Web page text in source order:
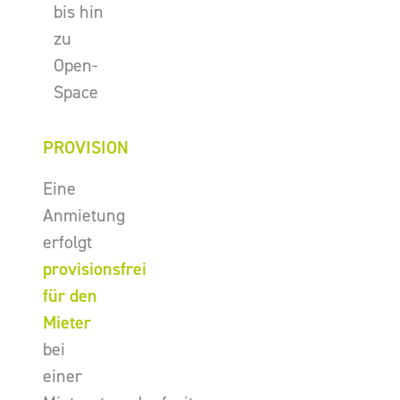
bis hin
zu
Open-
Space
PROVISION
Eine
Anmietung
erfolgt
provisionsfrei
für den
Mieter
bei
einer